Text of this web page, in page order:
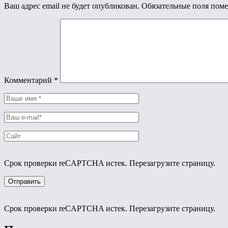
Ваш адрес email не будет опубликован. Обязательные поля
Комментарий *
Срок проверки reCAPTCHA истек. Перезагрузите страницу.
Срок проверки reCAPTCHA истек. Перезагрузите страницу.